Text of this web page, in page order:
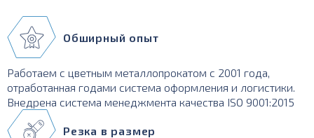
Обширный опыт
Работаем с цветным металлопрокатом с 2001 года,
отработанная годами система оформления и логистики.
Внедрена система менеджмента качества ISO 9001:2015
Резка в размер